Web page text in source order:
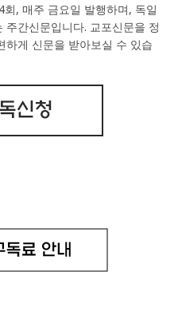
, 매주 금요일 발행하며, 독일
간신문입니다. 교포신문을 정
하게 신문을 받아보실 수 있습